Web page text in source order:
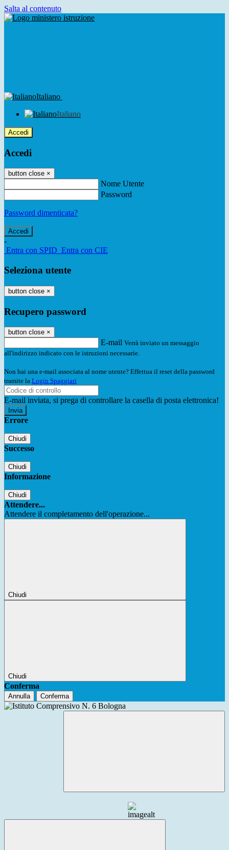
Salta al contenuto
Italiano
Italiano
Accedi
Accedi
button close ×
Nome Utente
Password
Password dimenticata?
-
Entra con SPID Entra con CIE
Seleziona utente
button close ×
Recupero password
button close ×
E-mail Verrà inviato un messaggio
all'indirizzo indicato con le istruzioni necessarie.
Non hai una e-mail associata al nome utente? Effettua il reset della password
tramite la Login Spaggiari
E-mail inviata, si prega di controllare la casella di posta elettronica!
Errore
Chiudi
Successo
Chiudi
Informazione
Chiudi
Attendere...
Attendere il completamento dell'operazione...
Chiudi
Chiudi
Conferma
Annulla Conferma